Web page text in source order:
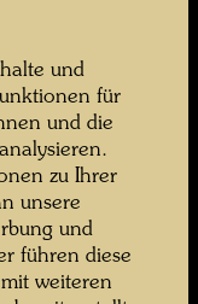
und
für
und die
zu Ihrer
unsere
und
führen diese
weiteren